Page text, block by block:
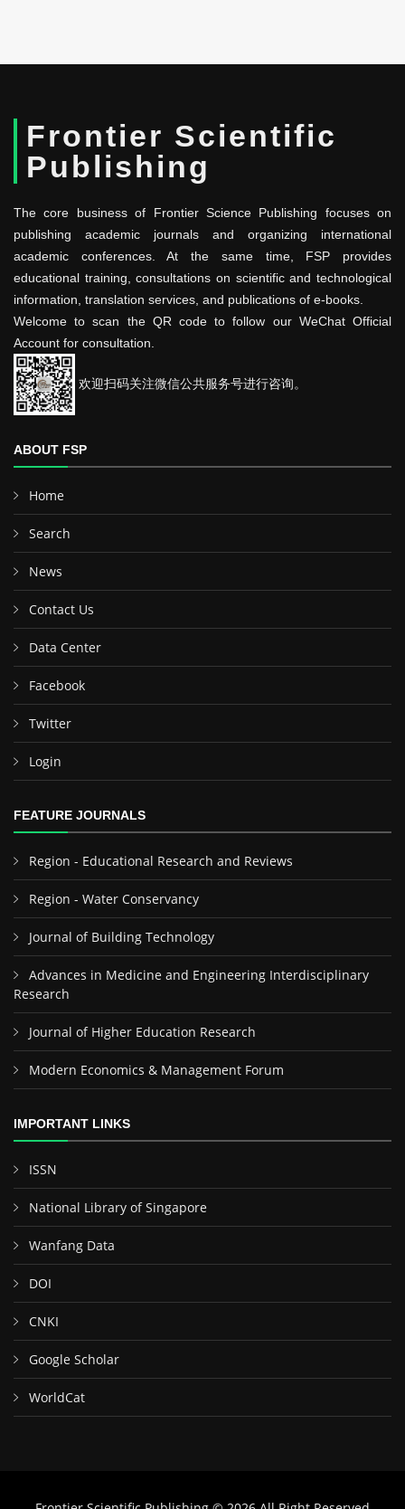
Frontier Scientific
Publishing
The core business of Frontier Science Publishing focuses on
publishing academic journals and organizing international
academic conferences. At the same time, FSP provides
educational training, consultations on scientific and technological
information, translation services, and publications of e-books.
Welcome to scan the QR code to follow our WeChat Official
Account for consultation.
欢迎扫码关注微信公共服务号进行咨询。
ABOUT FSP
Home
Search
News
Contact Us
Data Center
Facebook
Twitter
Login
FEATURE JOURNALS
Region - Educational Research and Reviews
Region - Water Conservancy
Journal of Building Technology
Advances in Medicine and Engineering Interdisciplinary
Research
Journal of Higher Education Research
Modern Economics & Management Forum
IMPORTANT LINKS
ISSN
National Library of Singapore
Wanfang Data
DOI
CNKI
Google Scholar
WorldCat